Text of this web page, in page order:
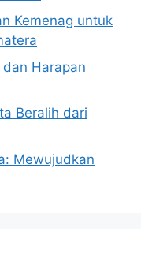
Kemenag untuk
Harapan
Beralih dari
Mewujudkan